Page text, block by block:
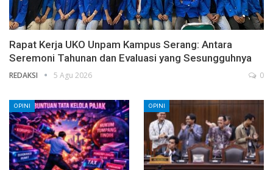
Rapat Kerja UKO Unpam Kampus Serang: Antara
Seremoni Tahunan dan Evaluasi yang Sesungguhnya
REDAKSI 5 Agu 2026 0
OPINI OPINI